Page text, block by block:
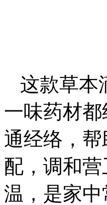
这款草本
一味药材
通经络，
配，调和
温，是家